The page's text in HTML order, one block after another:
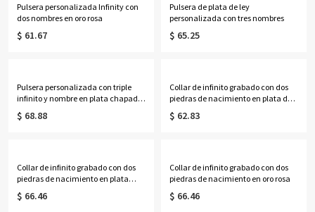
Pulsera personalizada Infinity con
dos nombres en oro rosa
$ 61.67
Pulsera de plata de ley
personalizada con tres nombres
$ 65.25
Pulsera personalizada con triple
infinito y nombre en plata chapada
en oro
$ 68.88
Collar de infinito grabado con dos
piedras de nacimiento en plata de
ley
$ 62.83
Collar de infinito grabado con dos
piedras de nacimiento en plata
bañada en oro.
$ 66.46
Collar de infinito grabado con dos
piedras de nacimiento en oro rosa
$ 66.46